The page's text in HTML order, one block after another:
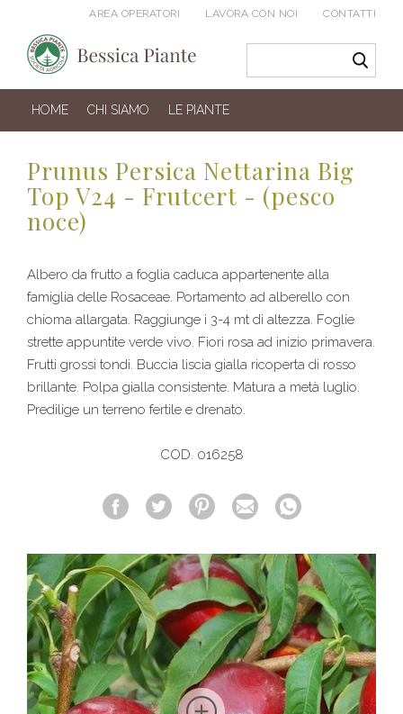
AREA OPERATORI LAVORA CON NOI CONTATTI
HOME CHI SIAMO LE PIANTE
Prunus Persica Nettarina Big
Top V24 - Frutcert - (pesco
noce)
Albero da frutto a foglia caduca appartenente alla
famiglia delle Rosaceae. Portamento ad alberello con
chioma allargata. Raggiunge i 3-4 mt di altezza. Foglie
strette appuntite verde vivo. Fiori rosa ad inizio primavera.
Frutti grossi tondi. Buccia liscia gialla ricoperta di rosso
brillante. Polpa gialla consistente. Matura a metà luglio.
Predilige un terreno fertile e drenato.
COD. 016258